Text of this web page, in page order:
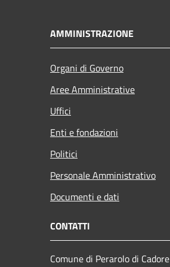
AMMINISTRAZIONE
Organi di Governo
Aree Amministrative
Uffici
Enti e fondazioni
Politici
Personale Amministrativo
Documenti e dati
CONTATTI
Comune di Perarolo di Cadore